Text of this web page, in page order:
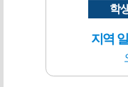
학
지역